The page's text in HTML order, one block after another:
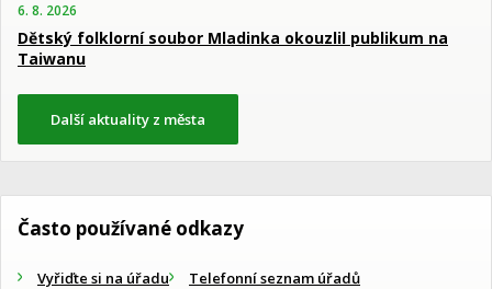
6. 8. 2026
Dětský folklorní soubor Mladinka okouzlil publikum na
Taiwanu
Další aktuality z města
Často používané odkazy
Vyřiďte si na úřadu
Telefonní seznam úřadů